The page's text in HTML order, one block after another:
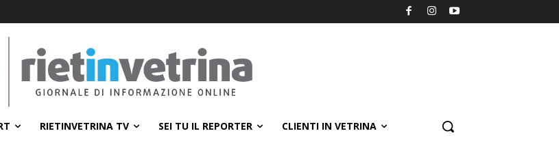
RIETINVETRINA TV SEI TU IL REPORTER CLIENTI IN VETRINA